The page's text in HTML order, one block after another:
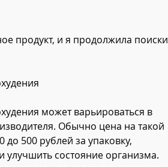
продукт, и я продолжила поиски
может варьироваться в
Обычно цена на такой
до 500 рублей за упаковку,
состояние организма.